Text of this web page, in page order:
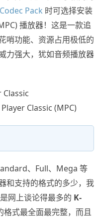
Pack 时可选择安装
播放器！这是一款追
哨功能、资源占用极低的
力强大，犹如音频播放器
Classic (MPC)
、Full、Mega 等
和支持的格式的多少，我
网上谈论得最多的 K-
格式最全面最完整，而且